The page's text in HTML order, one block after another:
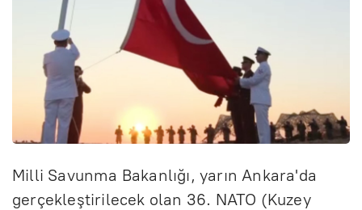
Milli Savunma Bakanlığı, yarın Ankara'da
gerçekleştirilecek olan 36. NATO (Kuzey